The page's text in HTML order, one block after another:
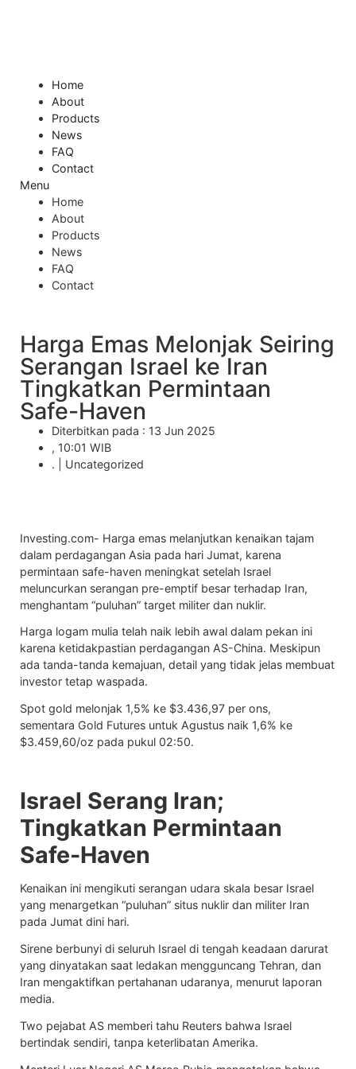
Home
About
Products
News
FAQ
Contact
Menu
Home
About
Products
News
FAQ
Contact
Harga Emas Melonjak Seiring
Serangan Israel ke Iran
Tingkatkan Permintaan
Safe-Haven
Diterbitkan pada : 13 Jun 2025
, 10:01 WIB
. |
Uncategorized
Investing.com- Harga emas melanjutkan kenaikan tajam
dalam perdagangan Asia pada hari Jumat, karena
permintaan safe-haven meningkat setelah Israel
meluncurkan serangan pre-emptif besar terhadap Iran,
menghantam “puluhan” target militer dan nuklir.
Harga logam mulia telah naik lebih awal dalam pekan ini
karena ketidakpastian perdagangan AS-China. Meskipun
ada tanda-tanda kemajuan, detail yang tidak jelas membuat
investor tetap waspada.
Spot gold melonjak 1,5% ke $3.436,97 per ons,
sementara Gold Futures untuk Agustus naik 1,6% ke
$3.459,60/oz pada pukul 02:50.
Israel Serang Iran;
Tingkatkan Permintaan
Safe-Haven
Kenaikan ini mengikuti serangan udara skala besar Israel
yang menargetkan “puluhan” situs nuklir dan militer Iran
pada Jumat dini hari.
Sirene berbunyi di seluruh Israel di tengah keadaan darurat
yang dinyatakan saat ledakan mengguncang Tehran, dan
Iran mengaktifkan pertahanan udaranya, menurut laporan
media.
Two pejabat AS memberi tahu Reuters bahwa Israel
bertindak sendiri, tanpa keterlibatan Amerika.